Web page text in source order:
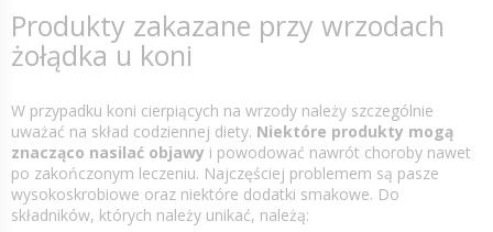
Produkty zakazane przy wrzodach
żołądka u koni
W przypadku koni cierpiących na wrzody należy szczególnie
uważać na skład codziennej diety. Niektóre produkty mogą
znacząco nasilać objawy i powodować nawrót choroby nawet
po zakończonym leczeniu. Najczęściej problemem są pasze
wysokoskrobiowe oraz niektóre dodatki smakowe. Do
składników, których należy unikać, należą: